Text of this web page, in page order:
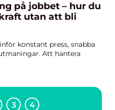
på jobbet – hur du
utan att bli
konstant press, snabba
Att hantera
3 4